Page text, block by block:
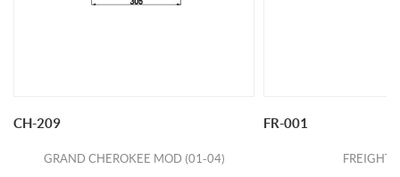
CH-209
GRAND CHEROKEE MOD (01-04)
FR-001